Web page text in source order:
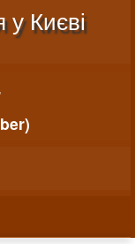
основного
Києві